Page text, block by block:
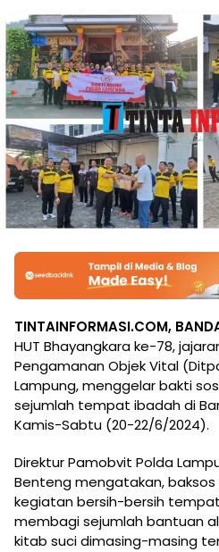
TINTAINFORMASI.COM,
HUT Bhayangkara ke-78,
Pengamanan Objek Vital
Lampung, menggelar bakti
sejumlah tempat ibadah di
Kamis-Sabtu (20-22/6/2024).
Direktur Pamobvit Polda
Benteng mengatakan,
kegiatan bersih-bersih
membagi sejumlah bantuan
kitab suci dimasing-masing